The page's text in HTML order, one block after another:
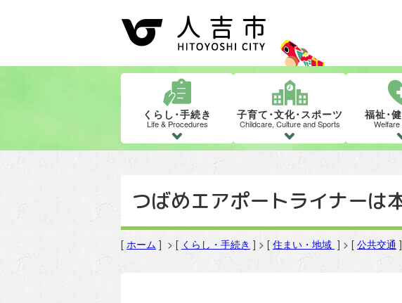
くらし･手続き
Life & Procedures
子育て･文化･スポーツ
Childcare, Culture and Sports
福祉･
Welfare
つばめエアポートライナーは
[ ホーム ] > [ くらし・手続き ] > [ 住まい・地域 ] > [ 公共交通